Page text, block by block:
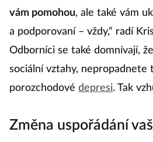
vám pomohou, ale také vám
a podporovaní – vždy,“ radí
Odborníci se také domnívají,
sociální vztahy, nepropadnete
porozchodové depresi. Tak
Změna uspořádání